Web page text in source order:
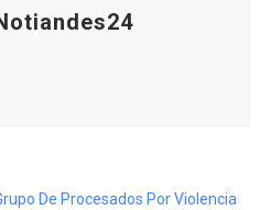
De Procesados Por Violencia